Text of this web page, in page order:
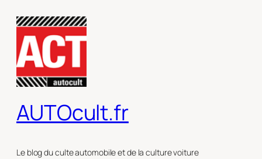
contenu
AUTOcult.fr
Le blog du culte automobile et de la culture voiture